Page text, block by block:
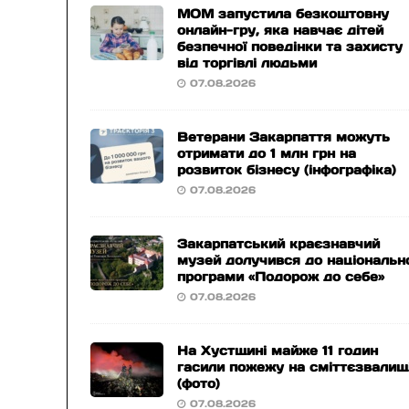
МОМ запустила безкоштовну
онлайн-гру, яка навчає дітей
безпечної поведінки та захисту
від торгівлі людьми
07.08.2026
Ветерани Закарпаття можуть
отримати до 1 млн грн на
розвиток бізнесу (інфографіка)
07.08.2026
Закарпатський краєзнавчий
музей долучився до
програми «Подорож до себе»
07.08.2026
На Хустщині майже 11 годин
гасили пожежу на
(фото)
07.08.2026